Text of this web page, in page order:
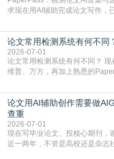
求现在用AI辅助完成论文写作，
但很多人忽略了，AI生成的内
含大量已公开的学术内容、网络
复片
论文常用检测系统有何不同
2026-07-01
论文常用检测系统有何不同？ 现在高校和期刊常用的论文查重系统主要是知网、
维普、万方，再加上熟悉的
查数值误导。知网（CNKI）是
生联合比对库，能比历届学长论
库，期刊投稿用AMLMC/SML
论文用AI辅助创作需要做
查重
2026-07-01
现在写毕业论文、投核心期刊，
近一两年，不管是高校还是杂志